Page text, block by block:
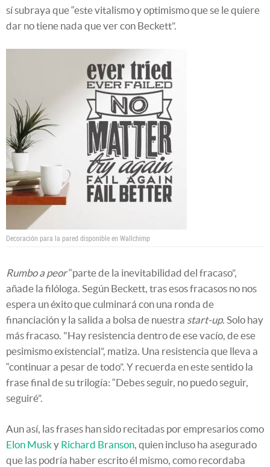
sí subraya que “este vitalismo y optimismo que se le quiere
dar no tiene nada que ver con Beckett”.
Decoración para la pared disponible en Wallchimp
Rumbo a peor“parte de la inevitabilidad del fracaso”,
añade la filóloga. Según Beckett, tras esos fracasos no nos
espera un éxito que culminará con una ronda de
financiación y la salida a bolsa de nuestra start-up. Solo hay
más fracaso. "Hay resistencia dentro de ese vacío, de ese
pesimismo existencial”, matiza. Una resistencia que lleva a
“continuar a pesar de todo”. Y recuerda en este sentido la
frase final de su trilogía: “Debes seguir, no puedo seguir,
seguiré”.
Aun así, las frases han sido recitadas por empresarios como
Elon Musky Richard Branson, quien incluso ha asegurado
que las podría haber escrito él mismo, como recordaba